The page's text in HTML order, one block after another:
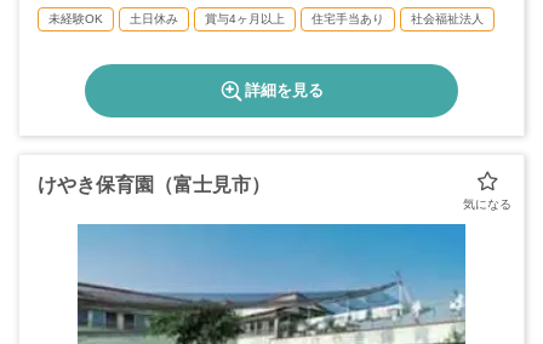
未経験OK 土日休み 賞与4ヶ月以上 住宅手当あり 社会福祉法人
詳細を見る
けやき保育園（富士見市）